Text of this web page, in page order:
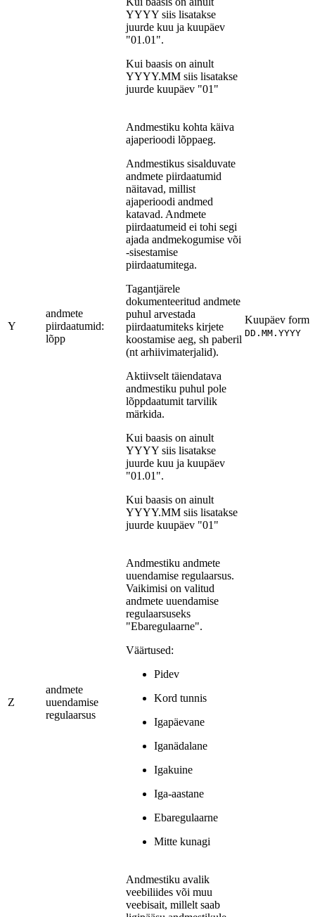
YYYY siis lisatakse
juurde kuu ja kuupäev
"01.01".
Kui baasis on ainult
YYYY.MM siis lisatakse
juurde kuupäev "01"
Y
andmete
piirdaatumid:
lõpp
Andmestiku kohta käiva
ajaperioodi lõppaeg.
Andmestikus sisalduvate
andmete piirdaatumid
näitavad, millist
ajaperioodi andmed
katavad. Andmete
piirdaatumeid ei tohi segi
ajada andmekogumise või
-sisestamise
piirdaatumitega.
Tagantjärele
dokumenteeritud andmete
puhul arvestada
piirdaatumiteks kirjete
koostamise aeg, sh paberil
(nt arhiivimaterjalid).
Aktiivselt täiendatava
andmestiku puhul pole
lõppdaatumit tarvilik
märkida.
Kui baasis on ainult
YYYY siis lisatakse
juurde kuu ja kuupäev
"01.01".
Kui baasis on ainult
YYYY.MM siis lisatakse
juurde kuupäev "01"
Kuupäev
DD.MM.YYYY
Z
andmete
uuendamise
regulaarsus
Andmestiku andmete
uuendamise regulaarsus.
Vaikimisi on valitud
andmete uuendamise
regulaarsuseks
"Ebaregulaarne".
Väärtused:
Pidev
Kord tunnis
Igapäevane
Iganädalane
Igakuine
Iga-aastane
Ebaregulaarne
Mitte kunagi
Andmestiku avalik
veebiliides või muu
veebisait, millelt saab